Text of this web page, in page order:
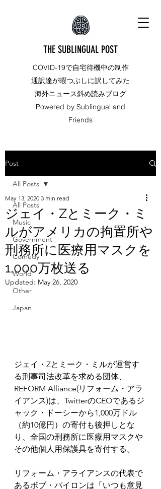
THE SUBLINGUAL POST
COVID-19で自宅待機中の制作
通訳達が暇つぶしに訳してみた
海外ニュース斜め読みブログ
Powered by Sublingual and
Friends
Post
All Posts
Music
Government
Comedy
World
Other
Japan
All Posts
ジェイ・Zとミーク・ミ
ルがアメリカの拘置所や
刑務所に医療用マスクを
1,000万枚送る
May 13, 2020 3 min read
Updated: May 26, 2020
ジェイ・Zとミーク・ミルが運営す
る刑事司法改革を求める団体、
REFORM Alliance(リフォーム・アラ
イアンス)は、TwitterのCEOであるジ
ャック・ドーシーから1,000万ドル
（約10億円）の寄付も後押しとな
り、全国の刑務所に医療用マスクや
その他個人用保護具を寄付する。
リフォーム・アライアンスの代表で
あるボブ・パイロンは「いつも意見